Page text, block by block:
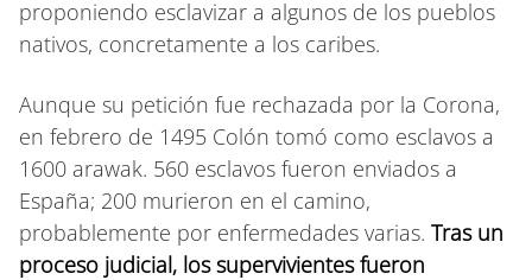
proponiendo esclavizar a algunos de los pueblos
nativos, concretamente a los caribes.
Aunque su petición fue rechazada por la Corona,
en febrero de 1495 Colón tomó como esclavos a
1600 arawak. 560 esclavos fueron enviados a
España; 200 murieron en el camino,
probablemente por enfermedades varias. Tras un
proceso judicial, los supervivientes fueron